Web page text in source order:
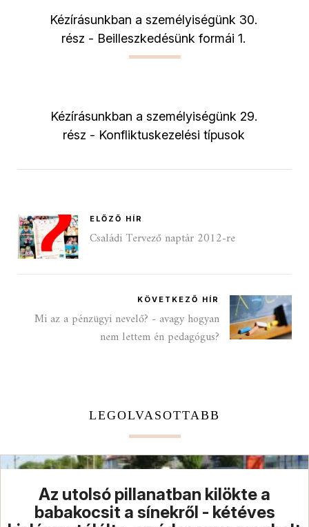
Kézírásunkban a személyiségünk 30.
rész - Beilleszkedésünk formái 1.
Kézírásunkban a személyiségünk 29.
rész - Konfliktuskezelési típusok
ELŐZŐ HÍR
Családi Tervező naptár 2012-re
KÖVETKEZŐ HÍR
Mi az a pénzügyi nevelő? - avagy hogyan
nem lettem én pedagógus?
LEGOLVASOTTABB
Az utolsó pillanatban kilökte a
babakocsit a sínekről - kétéves